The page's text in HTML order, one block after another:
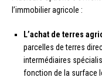
l’immobilier agricole :
L’achat de terres
parcelles de terres
intermédiaires
fonction de la surface